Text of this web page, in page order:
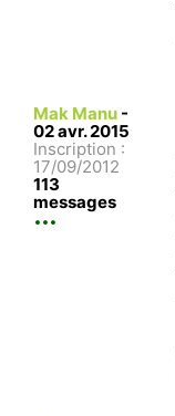
Mak Manu -
02 avr. 2015
Inscription :
17/09/2012
113
messages